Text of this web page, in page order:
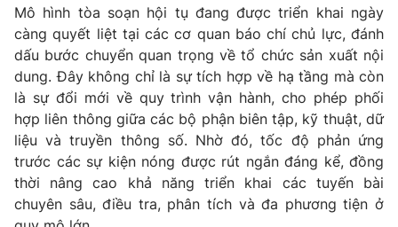
Mô hình tòa soạn hội tụ đang được triển khai ngày
càng quyết liệt tại các cơ quan báo chí chủ lực, đánh
dấu bước chuyển quan trọng về tổ chức sản xuất nội
dung. Đây không chỉ là sự tích hợp về hạ tầng mà còn
là sự đổi mới về quy trình vận hành, cho phép phối
hợp liên thông giữa các bộ phận biên tập, kỹ thuật, dữ
liệu và truyền thông số. Nhờ đó, tốc độ phản ứng
trước các sự kiện nóng được rút ngắn đáng kể, đồng
thời nâng cao khả năng triển khai các tuyến bài
chuyên sâu, điều tra, phân tích và đa phương tiện ở